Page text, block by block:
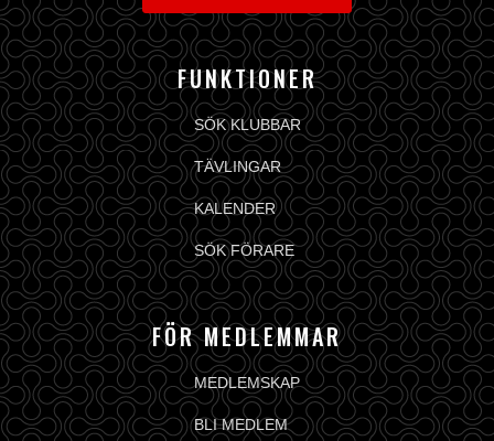
FUNKTIONER
SÖK KLUBBAR
TÄVLINGAR
KALENDER
SÖK FÖRARE
FÖR MEDLEMMAR
MEDLEMSKAP
BLI MEDLEM